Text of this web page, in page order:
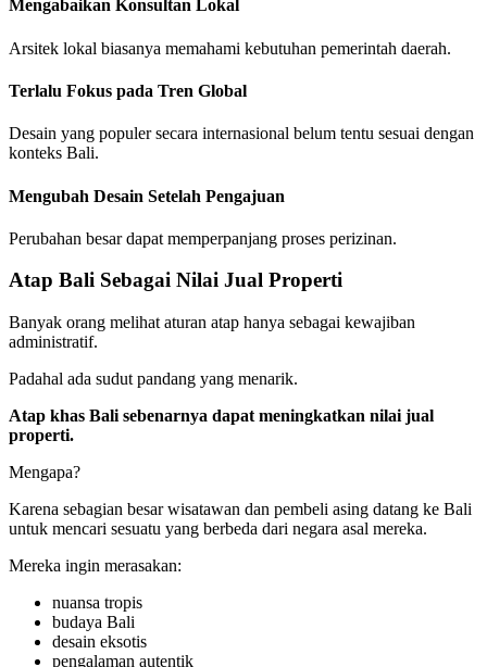
Mengabaikan Konsultan Lokal
Arsitek lokal biasanya memahami kebutuhan pemerintah daerah.
Terlalu Fokus pada Tren Global
Desain yang populer secara internasional belum tentu sesuai dengan
konteks Bali.
Mengubah Desain Setelah Pengajuan
Perubahan besar dapat memperpanjang proses perizinan.
Atap Bali Sebagai Nilai Jual Properti
Banyak orang melihat aturan atap hanya sebagai kewajiban
administratif.
Padahal ada sudut pandang yang menarik.
Atap khas Bali sebenarnya dapat meningkatkan nilai jual
properti.
Mengapa?
Karena sebagian besar wisatawan dan pembeli asing datang ke Bali
untuk mencari sesuatu yang berbeda dari negara asal mereka.
Mereka ingin merasakan:
nuansa tropis
budaya Bali
desain eksotis
pengalaman autentik